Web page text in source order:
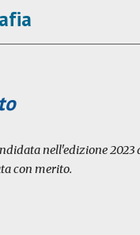
nell'edizione
con merito.